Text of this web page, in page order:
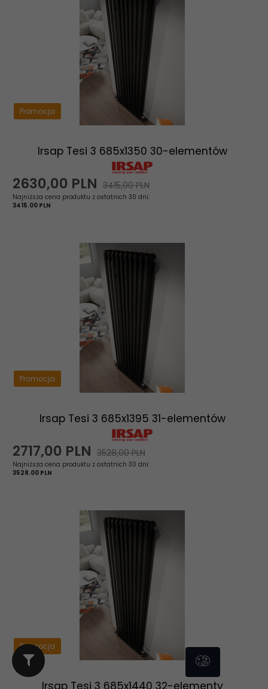
Promocja
Irsap Tesi 3 685x1350 30-elementów
2630,00 PLN 3415,00 PLN
Najniższa cena produktu z ostatnich 30 dni:
3415.00 PLN
Promocja
Irsap Tesi 3 685x1395 31-elementów
2717,00 PLN 3528,00 PLN
Najniższa cena produktu z ostatnich 30 dni:
3528.00 PLN
Promocja